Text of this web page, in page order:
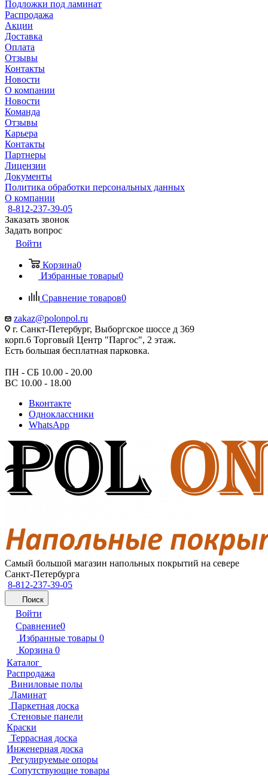
Подложки под ламинат
Распродажа
Акции
Доставка
Оплата
Отзывы
Контакты
Новости
О компании
Новости
Команда
Отзывы
Карьера
Контакты
Партнеры
Лицензии
Документы
Политика обработки персональных данных
О компании
8-812-237-39-05
Заказать звонок
Задать вопрос
Войти
Корзина0
Избранные товары0
Сравнение товаров0
zakaz@polonpol.ru
г. Санкт-Петербург, Выборгское шоссе д 369
корп.6 Торговый Центр "Паргос", 2 этаж.
Есть большая бесплатная парковка.
ПН - СБ 10.00 - 20.00
ВС 10.00 - 18.00
Вконтакте
Одноклассники
WhatsApp
Самый большой магазин напольных покрытий на севере
Санкт-Петербурга
8-812-237-39-05
Поиск
Войти
Сравнение0
Избранные товары 0
Корзина 0
Каталог
Распродажа
Виниловые полы
Ламинат
Паркетная доска
Стеновые панели
Краски
Террасная доска
Инженерная доска
Регулируемые опоры
Сопутствующие товары